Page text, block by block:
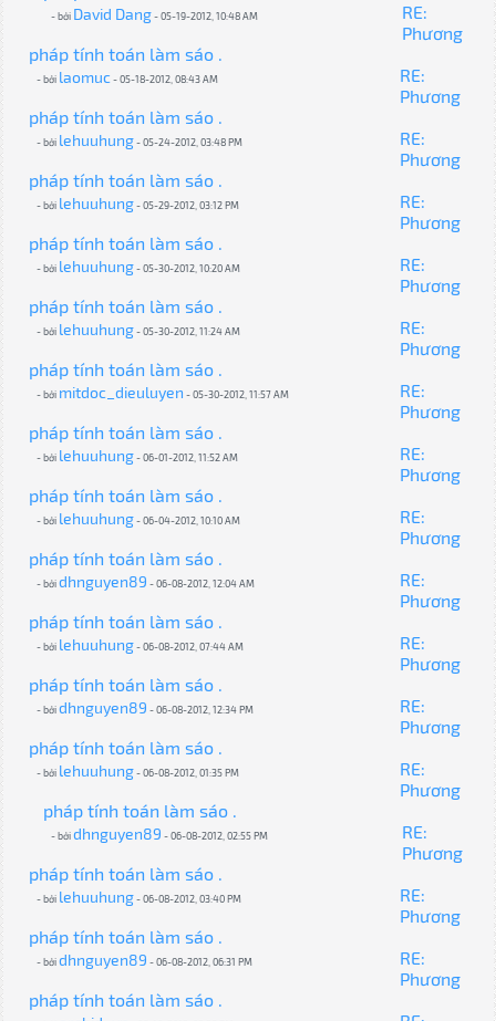
- bởi David Dang- 05-19-2012, 10:48 AM
RE:
Phương
pháp tính toán làm sáo .
- bởi laomuc- 05-18-2012, 08:43 AM
RE:
Phương
pháp tính toán làm sáo .
- bởi lehuuhung- 05-24-2012, 03:48 PM
RE:
Phương
pháp tính toán làm sáo .
- bởi lehuuhung- 05-29-2012, 03:12 PM
RE:
Phương
pháp tính toán làm sáo .
- bởi lehuuhung- 05-30-2012, 10:20 AM
RE:
Phương
pháp tính toán làm sáo .
- bởi lehuuhung- 05-30-2012, 11:24 AM
RE:
Phương
pháp tính toán làm sáo .
- bởi mitdoc_dieuluyen - 05-30-2012, 11:57 AM
RE:
Phương
pháp tính toán làm sáo .
- bởi lehuuhung- 06-01-2012, 11:52 AM
RE:
Phương
pháp tính toán làm sáo .
- bởi lehuuhung- 06-04-2012, 10:10 AM
RE:
Phương
pháp tính toán làm sáo .
- bởidhnguyen89 - 06-08-2012, 12:04 AM
RE:
Phương
pháp tính toán làm sáo .
- bởi lehuuhung- 06-08-2012, 07:44 AM
RE:
Phương
pháp tính toán làm sáo .
- bởidhnguyen89 - 06-08-2012, 12:34 PM
RE:
Phương
pháp tính toán làm sáo .
- bởi lehuuhung- 06-08-2012, 01:35 PM
RE:
Phương
pháp tính toán làm sáo .
- bởidhnguyen89 - 06-08-2012, 02:55 PM
RE:
Phương
pháp tính toán làm sáo .
- bởi lehuuhung- 06-08-2012, 03:40 PM
RE:
Phương
pháp tính toán làm sáo .
- bởidhnguyen89 - 06-08-2012, 06:31 PM
RE:
Phương
pháp tính toán làm sáo .